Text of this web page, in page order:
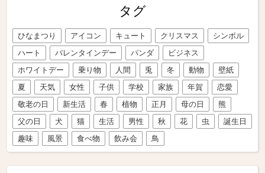
タグ
ひなまつり アイコン キュート クリスマス
シンボル
ハート
バレンタインデー パンダ
ビジネス
ホワイトデー
乗り物 人間 兎 冬 動物
壁紙
夏
天気 女性 子供 学校 家族 年賀
恋愛
敬老の日
新生活 春 植物 正月 母の日
熊
父の日
犬 猫 生活 男性 秋 花 虫
誕生日
趣味
風景 食べ物 飲み会 鳥